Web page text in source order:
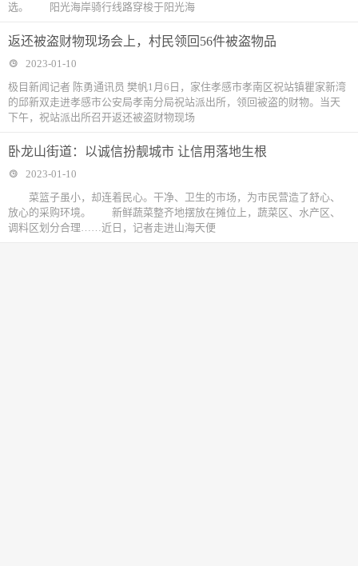
选。 阳光海岸骑行线路穿梭于阳光海
返还被盗财物现场会上，村民领回56件被盗物品
2023-01-10
极目新闻记者 陈勇通讯员 樊帆1月6日，家住孝感市孝南区祝站镇瞿家新湾
的邱新双走进孝感市公安局孝南分局祝站派出所，领回被盗的财物。当天
下午，祝站派出所召开返还被盗财物现场
卧龙山街道：以诚信扮靓城市 让信用落地生根
2023-01-10
菜篮子虽小，却连着民心。干净、卫生的市场，为市民营造了舒心、
放心的采购环境。 新鲜蔬菜整齐地摆放在摊位上，蔬菜区、水产区、
调料区划分合理……近日，记者走进山海天便